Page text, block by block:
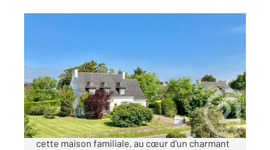
Maison à vendre
599 000 €
Century 21 Sarz'eau Immobilier, vous présente
cette maison familiale, au cœur d'un charmant